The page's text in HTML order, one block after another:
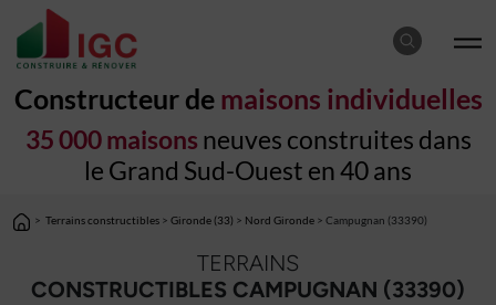
Constructeur de maisons individuelles
35 000 maisons neuves construites dans
le Grand Sud-Ouest en 40 ans
> Terrains constructibles > Gironde (33) > Nord Gironde > Campugnan (33390)
TERRAINS
CONSTRUCTIBLES CAMPUGNAN (33390)